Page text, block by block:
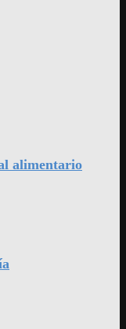
alimentario